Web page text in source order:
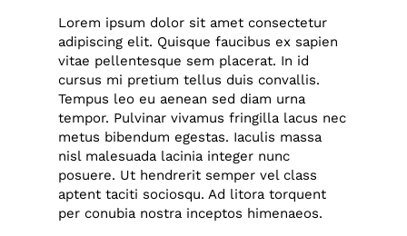
Lorem ipsum dolor sit amet consectetur
adipiscing elit. Quisque faucibus ex sapien
vitae pellentesque sem placerat. In id
cursus mi pretium tellus duis convallis.
Tempus leo eu aenean sed diam urna
tempor. Pulvinar vivamus fringilla lacus nec
metus bibendum egestas. Iaculis massa
nisl malesuada lacinia integer nunc
posuere. Ut hendrerit semper vel class
aptent taciti sociosqu. Ad litora torquent
per conubia nostra inceptos himenaeos.